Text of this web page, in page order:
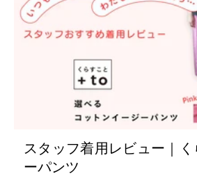
スタッフ着用レビュー｜
ーパンツ